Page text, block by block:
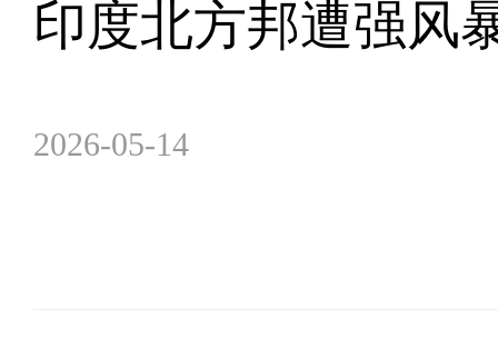
印度北方邦遭强风
2026-05-14